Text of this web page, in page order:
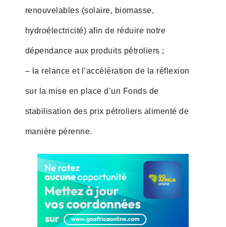
renouvelables (solaire, biomasse,
hydroélectricité) afin de réduire notre
dépendance aux produits pétroliers ;
– la relance et l’accélération de la réflexion
sur la mise en place d’un Fonds de
stabilisation des prix pétroliers alimenté de
manière pérenne.